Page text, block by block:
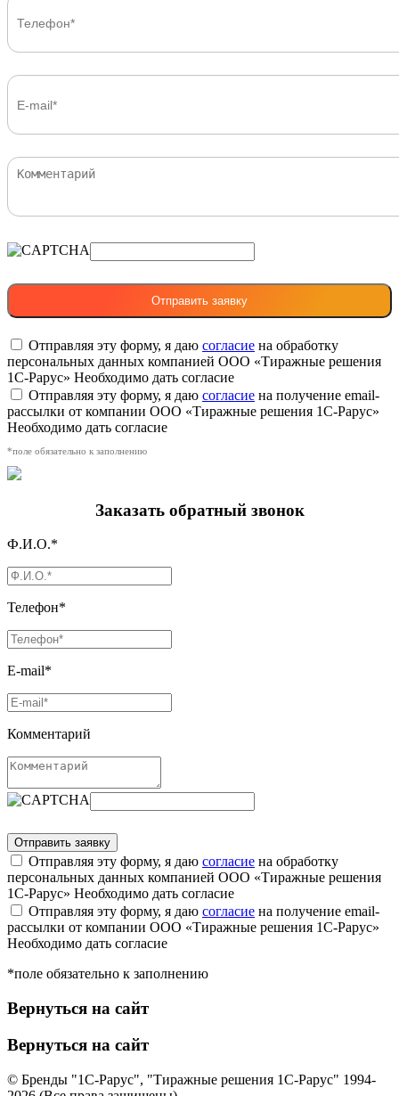
Отправляя эту форму, я даю согласие на обработку
персональных данных компанией ООО «Тиражные решения
1С-Рарус» Необходимо дать согласие
Отправляя эту форму, я даю согласие на получение email-
рассылки от компании ООО «Тиражные решения 1С-Рарус»
Необходимо дать согласие
*поле обязательно к заполнению
Заказать обратный звонок
Ф.И.О.*
Телефон*
E-mail*
Комментарий
Отправляя эту форму, я даю согласие на обработку
персональных данных компанией ООО «Тиражные решения
1С-Рарус» Необходимо дать согласие
Отправляя эту форму, я даю согласие на получение email-
рассылки от компании ООО «Тиражные решения 1С-Рарус»
Необходимо дать согласие
*поле обязательно к заполнению
Вернуться на сайт
Вернуться на сайт
© Бренды "1С-Рарус", "Тиражные решения 1С-Рарус" 1994-